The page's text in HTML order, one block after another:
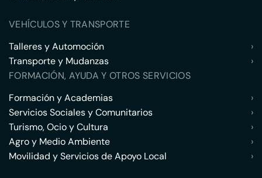
VEHÍCULOS Y TRANSPORTE
Talleres y Automoción
›
Transporte y Mudanzas
›
FORMACIÓN, AYUDA Y OTROS SERVICIOS
Formación y Academias
›
Servicios Sociales y Comunitarios
›
Turismo, Ocio y Cultura
›
Agro y Medio Ambiente
›
Movilidad y Servicios de Apoyo Local
›